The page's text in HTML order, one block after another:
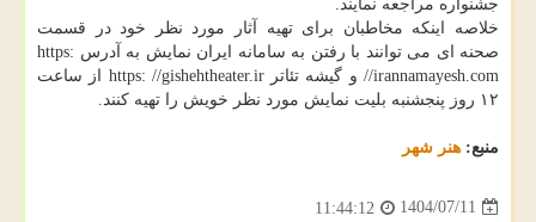
جشنواره مراجعه نمایند.
خلاصه اینکه مخاطبان برای تهیه آثار مورد نظر خود در قسمت
صحنه ای می توانند با رفتن به سامانه ایران نمایش به آدرس https:
//irannamayesh.com و گیشه تئاتر https: //gishehtheater.ir از ساعت
۱۲ روز پنجشنبه بلیت نمایش مورد نظر خویش را تهیه کنند.
منبع: هنر شهر
1404/07/11
11:44:12